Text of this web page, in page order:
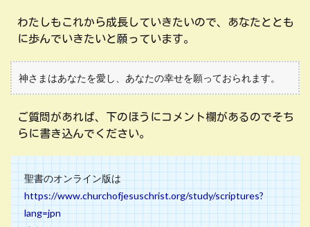
わたしもこれから成長していきたいので、あなたととも
に歩んでいきたいと願っています。
神さまはあなたを愛し、あなたの幸せを願っておられます。
ご質問があれば、下のほうにコメント欄があるのでそち
らに書き込んでください。
聖書のオンライン版は
https://www.churchofjesuschrist.org/study/scriptures?
lang=jpn